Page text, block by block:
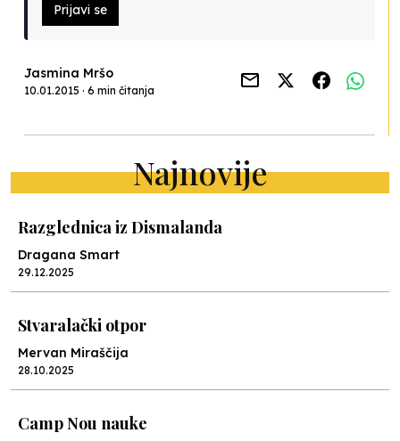
Prijavi se
Jasmina Mršo
10.01.2015 · 6 min čitanja
Najnovije
Razglednica iz Dismalanda
Dragana Smart
29.12.2025
Stvaralački otpor
Mervan Miraščija
28.10.2025
Camp Nou nauke